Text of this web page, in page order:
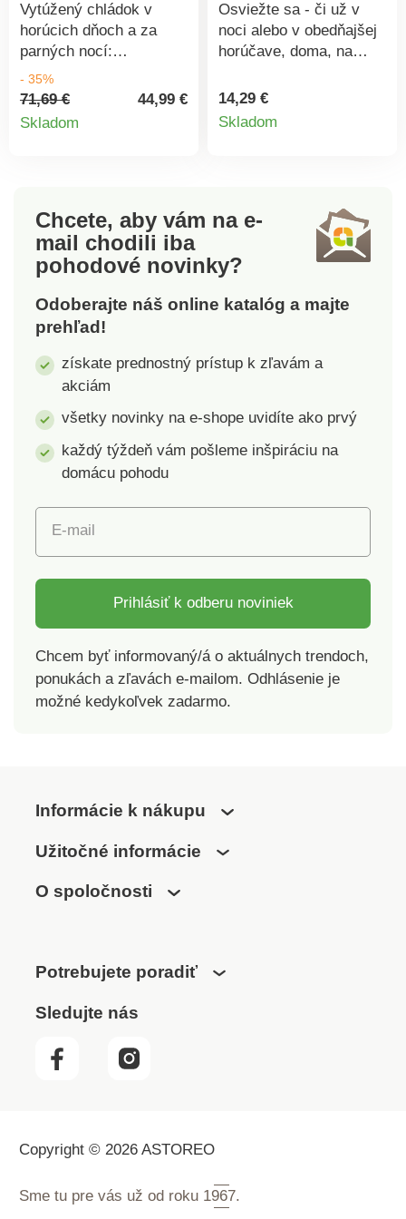
Vytúžený chládok v
horúcich dňoch a za
parných nocí:
kompaktný, príjemne
tichý ventilátor s 3
stupňami rýchlosti,
ovládaním. Diaľkové
ovládanie vyžaduje 2x
AAA batérie (nie sú
súčasťou). 3 rýchlosti.
Obzvlášť tichý. 70°
oscilácia. Časovač a
- 35%
71,69 €
44,99 €
Skladom
Osviežte sa - či už v
noci alebo v obedňajšej
horúčave, doma, na
kancelárii: mini
klimatizácia na batérie s
Individuálne nastaviteľné
3 rýchlosti, možnosť
voľby vône, otočná
funkcia a časovač. 3
rýchlosti. So
Časovač a náladové
Upozorňujeme, že z
hygienických dôvodov
parfumy a doplnky
14,29 €
Skladom
Chcete, aby vám na e-
mail chodili iba
pohodové novinky?
Odoberajte náš online katalóg a majte
prehľad!
získate prednostný prístup k zľavám a
akciám
všetky novinky na e-shope uvidíte ako prvý
každý týždeň vám pošleme inšpiráciu na
domácu pohodu
E-mail
Prihlásiť k odberu noviniek
Chcem byť informovaný/á o aktuálnych trendoch,
ponukách a zľavách e-mailom. Odhlásenie je
možné kedykoľvek zadarmo.
Informácie k nákupu
Užitočné informácie
O spoločnosti
Potrebujete poradiť
Sledujte nás
Copyright © 2026 ASTOREO
Sme tu pre vás už od roku 1967.